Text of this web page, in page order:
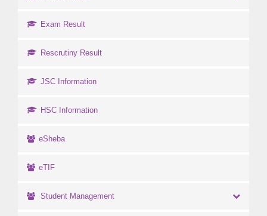
Exam Result
Rescrutiny Result
JSC Information
HSC Information
eSheba
eTIF
Student Management